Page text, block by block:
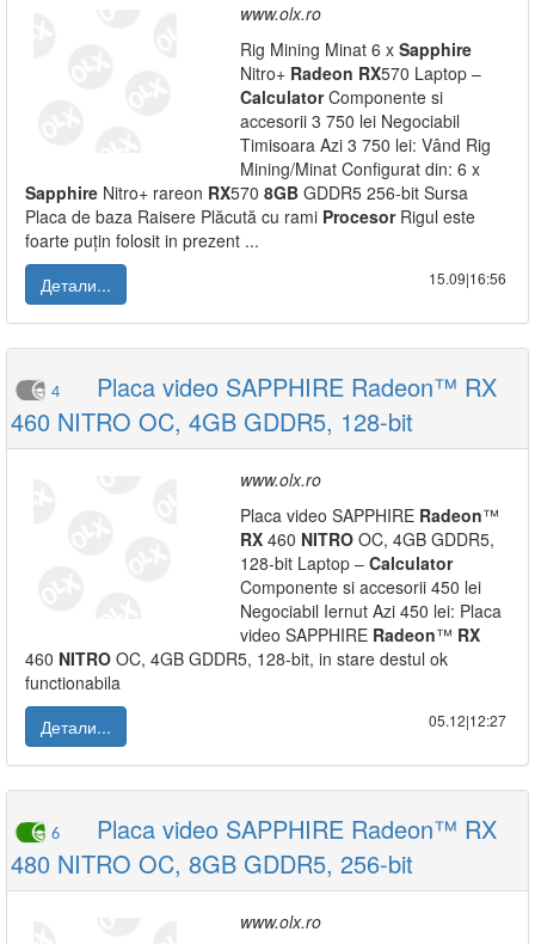
www.olx.ro
Rig Mining Minat 6 x Sapphire
Nitro+ Radeon RX570 Laptop –
CalculatorComponente si
accesorii 3 750 lei Negociabil
Timisoara Azi 3 750 lei: Vând Rig
Mining/Minat Configurat din: 6 x
Sapphire Nitro+ rareon RX570 8GB GDDR5 256-bit Sursa
Placa de baza Raisere Plăcută cu rami ProcesorRigul este
foarte puțin folosit in prezent ...
Детали...
15.09|16:56
4
Placa video SAPPHIRE Radeon™ RX
460 NITRO OC, 4GB GDDR5, 128-bit
www.olx.ro
Placa video SAPPHIRE Radeon™
RX 460 NITRO OC, 4GB GDDR5,
128-bit Laptop – Calculator
Componente si accesorii 450 lei
Negociabil Iernut Azi 450 lei: Placa
video SAPPHIRE Radeon™ RX
460 NITRO OC, 4GB GDDR5, 128-bit, in stare destul ok
functionabila
Детали...
05.12|12:27
6
Placa video SAPPHIRE Radeon™ RX
480 NITRO OC, 8GB GDDR5, 256-bit
www.olx.ro